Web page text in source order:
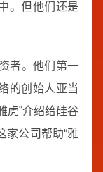
。但他们还是
者。他们第一
的创始人亚当
虎”介绍给硅谷
家公司帮助“雅